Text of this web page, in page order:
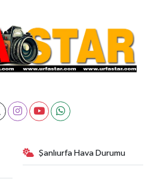
Şanlıurfa Hava Durumu